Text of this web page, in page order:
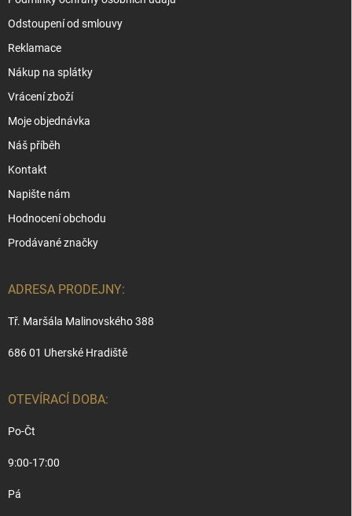
Odstoupení od smlouvy
Reklamace
Nákup na splátky
Vrácení zboží
Moje objednávka
Náš příběh
Kontakt
Napište nám
Hodnocení obchodu
Prodávané značky
ADRESA PRODEJNY:
Tř. Maršála Malinovského 388
686 01 Uherské Hradiště
OTEVÍRACÍ DOBA:
Po-Čt
9:00-17:00
Pá